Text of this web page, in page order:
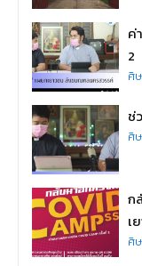
ค่
2
ศิ
ช่
ศิ
ก
เ
ศิ